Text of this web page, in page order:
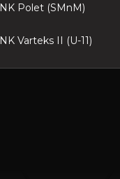
NK Polet (SMnM)
NK Varteks II (U-11)